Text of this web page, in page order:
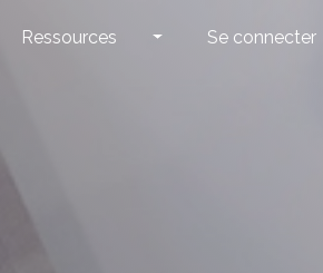
Ressources Se connecter